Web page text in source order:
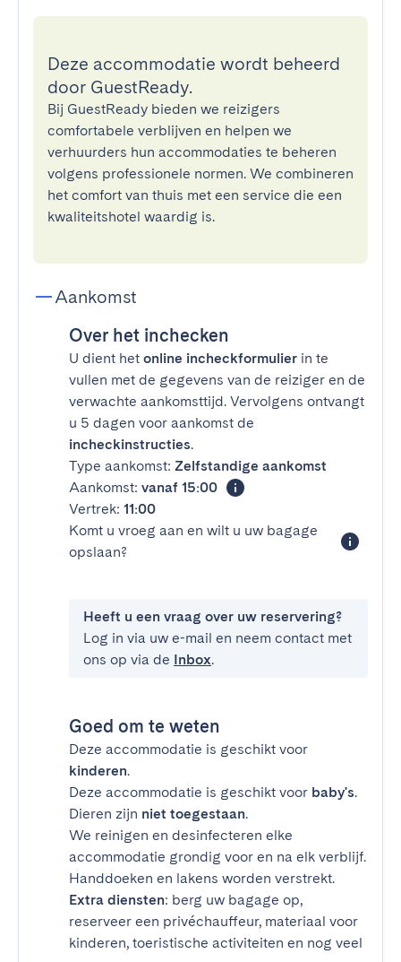
Deze accommodatie wordt beheerd
door GuestReady.
Bij GuestReady bieden we reizigers
comfortabele verblijven en helpen we
verhuurders hun accommodaties te beheren
volgens professionele normen. We combineren
het comfort van thuis met een service die een
kwaliteitshotel waardig is.
Aankomst
Over het inchecken
U dient het online incheckformulier in te
vullen met de gegevens van de reiziger en de
verwachte aankomsttijd. Vervolgens ontvangt
u 5 dagen voor aankomst de
incheckinstructies.
Type aankomst: Zelfstandige aankomst
Aankomst: vanaf 15:00
Vertrek: 11:00
Komt u vroeg aan en wilt u uw bagage
opslaan?
Heeft u een vraag over uw reservering?
Log in via uw e-mail en neem contact met
ons op via de Inbox.
Goed om te weten
Deze accommodatie is geschikt voor
kinderen.
Deze accommodatie is geschikt voor baby's.
Dieren zijn niet toegestaan.
We reinigen en desinfecteren elke
accommodatie grondig voor en na elk verblijf.
Handdoeken en lakens worden verstrekt.
Extra diensten: berg uw bagage op,
reserveer een privéchauffeur, materiaal voor
kinderen, toeristische activiteiten en nog veel